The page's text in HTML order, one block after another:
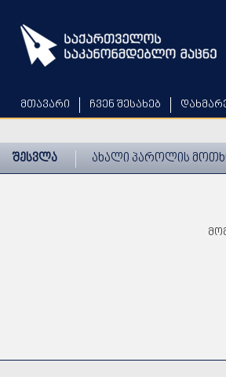
main
content
მთავარი ჩვენ შესახებ
შესვლა ახალი პაროლის